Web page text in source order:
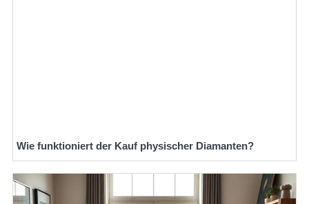
Wie funktioniert der Kauf physischer Diamanten?